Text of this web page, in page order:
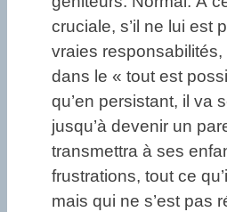
cruciale, s’il ne lui est
vraies responsabilités,
dans le « tout est
qu’en persistant, il va
jusqu’à devenir un
transmettra à ses
frustrations, tout ce
mais qui ne s’est pas